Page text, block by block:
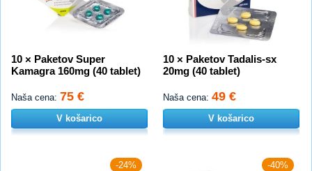
10 × Paketov Super
Kamagra 160mg (40 tablet)
Naša cena: 75 €
V košarico
10 × Paketov Tadalis-sx
20mg (40 tablet)
Naša cena: 49 €
V košarico
-24% -40%